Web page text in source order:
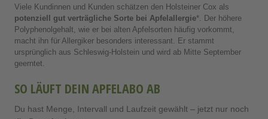
Viele Kundinnen und Kunden schätzen den Holsteiner Cox als
potenziell gut verträgliche Sorte bei Apfelallergie*. Der höhere
Polyphenolgehalt, wie er bei alten Apfelsorten häufig vorkommt,
macht ihn für Allergiker besonders interessant. Er stammt
ursprünglich aus Schleswig-Holstein und wird ab Mitte September
geerntet.
SO LÄUFT DEIN APFELABO AB
Du hast Menge, Intervall und Laufzeit gewählt – jetzt nur noch